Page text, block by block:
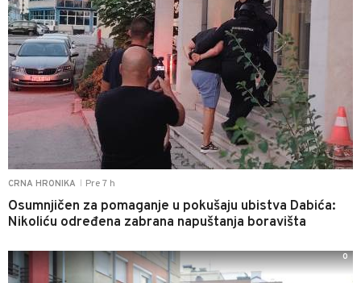
CRNA HRONIKA Pre 7 h
Osumnjičen za pomaganje u pokušaju ubistva Dabića:
Nikoliću određena zabrana napuštanja boravišta
0